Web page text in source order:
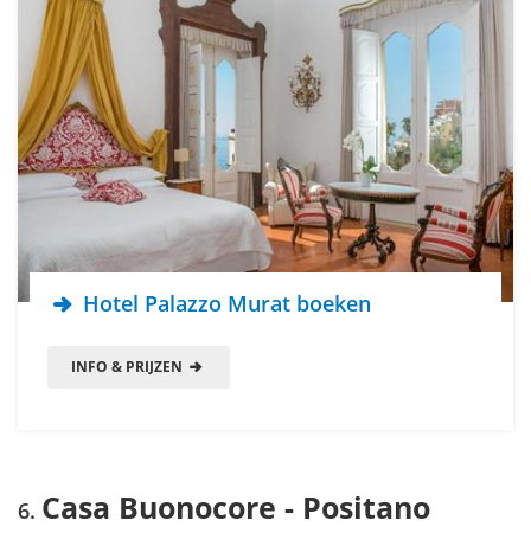
Hotel Palazzo Murat boeken
INFO & PRIJZEN
Casa Buonocore - Positano